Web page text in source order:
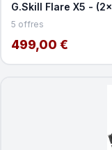
G.Skill Flare X5 -
5 offres
499,00 €